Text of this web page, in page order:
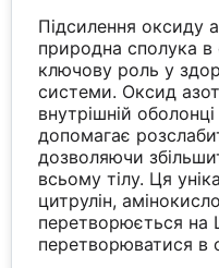
Підсилення оксиду
природна сполука в
ключову роль у
системи. Оксид
внутрішній
допомагає
дозволяючи
всьому тілу. Ця
цитрулін,
перетворюється на
перетворюватися в